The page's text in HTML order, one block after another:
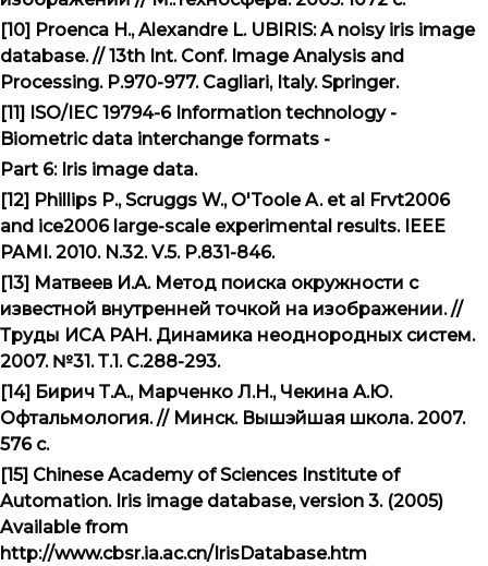
[10] Proenca H., Alexandre L. UBIRIS: A noisy iris image
database. // 13th Int. Conf. Image Analysis and
Processing. P.970-977. Cagliari, Italy. Springer.
[11] ISO/IEC 19794-6 Information technology -
Biometric data interchange formats -
Part 6: Iris image data.
[12] Phillips P., Scruggs W., O'Toole A. et al Frvt2006
and ice2006 large-scale experimental results. IEEE
PAMI. 2010. N.32.V.5. P.831-846.
[13] Матвеев И.А. Метод поиска окружности с
известной внутренней точкой на изображении. //
Труды ИСА РАН. Динамика неоднородных систем.
2007. №31. Т.1. С.288-293.
[14] Бирич Т.А., Марченко Л.Н., Чекина А.Ю.
Офтальмология. // Минск. Вышэйшая школа. 2007.
576 с.
[15] Chinese Academy of Sciences Institute of
Automation. Iris image database, version 3. (2005)
Available from
http://www.cbsr.ia.ac.cn/IrisDatabase.htm